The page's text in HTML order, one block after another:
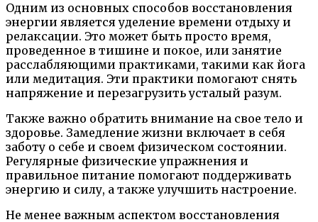
Одним из основных способов восстановления
энергии является уделение времени отдыху и
релаксации. Это может быть просто время,
проведенное в тишине и покое, или занятие
расслабляющими практиками, такими как йога
или медитация. Эти практики помогают снять
напряжение и перезагрузить усталый разум.
Также важно обратить внимание на свое тело и
здоровье. Замедление жизни включает в себя
заботу о себе и своем физическом состоянии.
Регулярные физические упражнения и
правильное питание помогают поддерживать
энергию и силу, а также улучшить настроение.
Не менее важным аспектом восстановления